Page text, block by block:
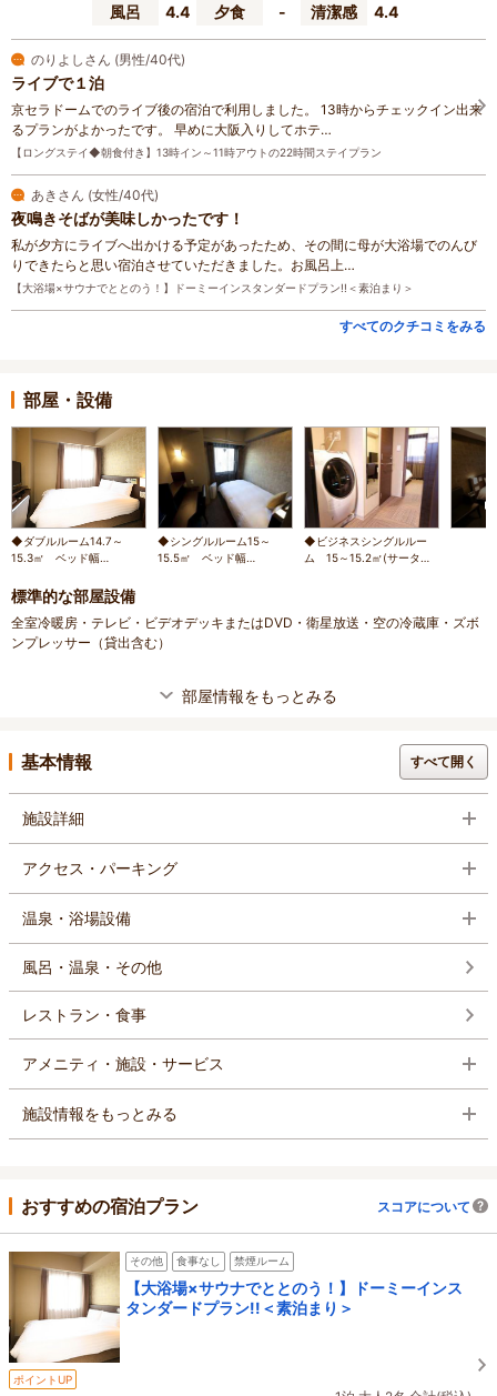
風呂
4.4 夕食 - 清潔感 4.4
のりよしさん (男性/40代)
ライブで１泊
京セラドームでのライブ後の宿泊で利用しました。 13時からチェックイン出来
るプランがよかったです。 早めに大阪入りしてホテ…
【ロングステイ◆朝食付き】13時イン～11時アウトの22時間ステイプラン
あきさん (女性/40代)
夜鳴きそばが美味しかったです！
私が夕方にライブへ出かける予定があったため、その間に母が大浴場でのんび
りできたらと思い宿泊させていただきました。お風呂上…
【大浴場×サウナでととのう！】ドーミーインスタンダードプラン!!＜素泊まり＞
すべてのクチコミをみる
部屋・設備
◆ダブルルーム14.7～
15.3㎡ ベッド幅
製) 32インチTV付
◆シングルルーム15～
15.5㎡ ベッド幅
◆ビジネスシングルルー
ム 15～15.2㎡(サータ社
標準的な部屋設備
全室冷暖房・テレビ・ビデオデッキまたはDVD・衛星放送・空の冷蔵庫・ズボ
ンプレッサー（貸出含む）
部屋情報をもっとみる
基本情報 すべて開く
施設詳細
アクセス・パーキング
温泉・浴場設備
風呂・温泉・その他
レストラン・食事
アメニティ・施設・サービス
施設情報をもっとみる
おすすめの宿泊プラン スコアについて
その他 食事なし 禁煙ルーム
【大浴場×サウナでととのう！】ドーミーインス
タンダードプラン!!＜素泊まり＞
ポイントUP